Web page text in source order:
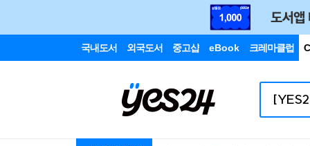
국내도서 외국도서 중고샵 eBook 크레마클럽